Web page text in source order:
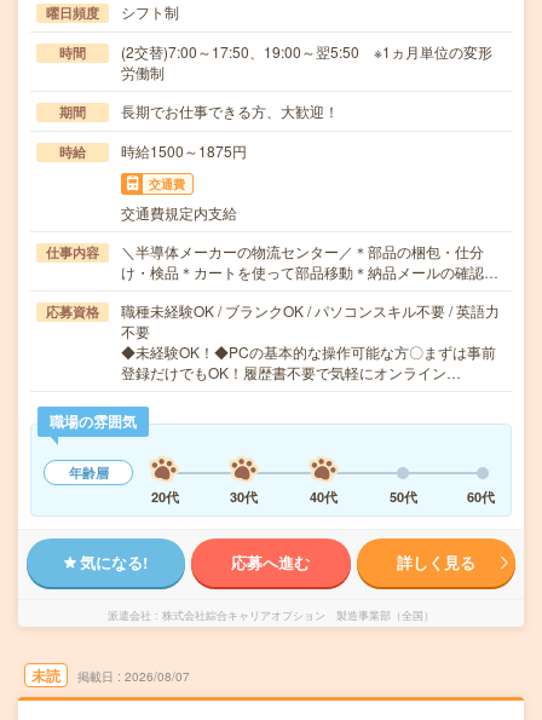
曜日頻度 シフト制
時間
(2交替)7:00～17:50、19:00～翌5:50 ※1ヵ月単位の変形
労働制
期間 長期でお仕事できる方、大歓迎！
時給 時給1500～1875円
交通費
交通費規定内支給
仕事内容
＼半導体メーカーの物流センター／＊部品の梱包・仕分
け・検品＊カートを使って部品移動＊納品メールの確認…
応募資格
職種未経験OK / ブランクOK / パソコンスキル不要 / 英語力
不要
◆未経験OK！◆PCの基本的な操作可能な方〇まずは事前
登録だけでもOK！履歴書不要で気軽にオンライン…
職場の雰囲気
年齢層
20代
30代 40代 50代 60代
気になる! 応募へ進む 詳しく見る
派遣会社 株式会社綜合キャリアオプション 製造事業部（全国）
未読 掲載日 2026/08/07